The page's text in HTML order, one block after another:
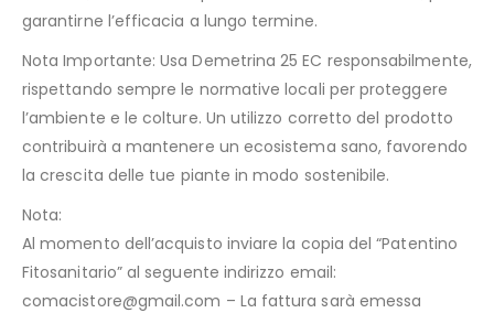
garantirne l’efficacia a lungo termine.
Nota Importante: Usa Demetrina 25 EC responsabilmente,
rispettando sempre le normative locali per proteggere
l’ambiente e le colture. Un utilizzo corretto del prodotto
contribuirà a mantenere un ecosistema sano, favorendo
la crescita delle tue piante in modo sostenibile.
Nota:
Al momento dell’acquisto inviare la copia del “Patentino
Fitosanitario” al seguente indirizzo email:
comacistore@gmail.com – La fattura sarà emessa